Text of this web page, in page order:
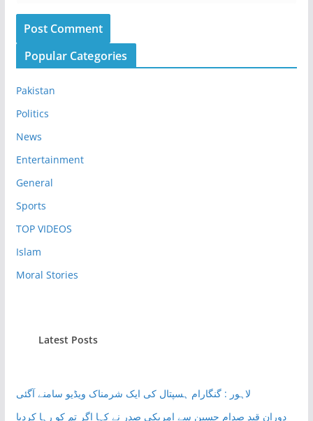
Popular Categories
Pakistan
Politics
News
Entertainment
General
Sports
TOP VIDEOS
Islam
Moral Stories
Latest Posts
لاہور : گنگارام ہسپتال کی ایک شرمناک ویڈیو سامنے آگئی
دوران قید صدام حسین سے امریکی صدر نے کہا اگر تم کو رہا کردیا